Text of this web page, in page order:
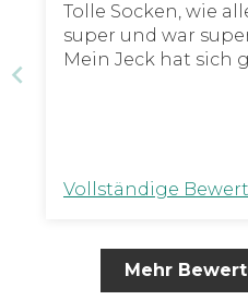
Tolle Socken, wie alle hier
super und war
Mein Jeck hat sich
Vollständige
Mehr